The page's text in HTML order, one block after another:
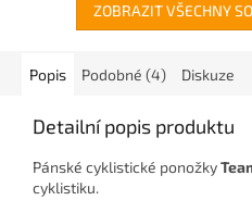
ZOBRAZIT VŠECHNY
Popis Podobné (4) Diskuze
Detailní popis produktu
Pánské cyklistické ponožky
cyklistiku.